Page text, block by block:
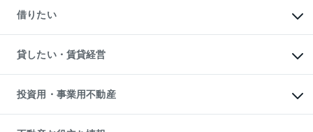
中古一戸建ての購入
不動産購入の流れ
注目キーワード物件特集
購入ガイド
English 繁体中文簡体中文
一戸建ての売却・査定
土地の売却・査定
スピードAI査定
不動産査定について
不動産売却の流れ
不動産買換えの流れ
売却ガイド
借りたい
オフィス・店舗の賃貸
借りるときの流れ
借りるガイド
貸したい・賃貸経営
マンション賃料データ
賃貸管理プラン
リロケーションについて
投資用・事業用不動産